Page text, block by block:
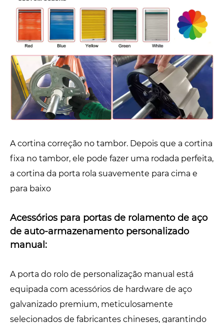
A cortina correção no tambor. Depois que a cortina
fixa no tambor, ele pode fazer uma rodada perfeita,
a cortina da porta rola suavemente para cima e
para baixo
Acessórios para portas de rolamento de aço
de auto-armazenamento personalizado
manual:
A porta do rolo de personalização manual está
equipada com acessórios de hardware de aço
galvanizado premium, meticulosamente
selecionados de fabricantes chineses, garantindo